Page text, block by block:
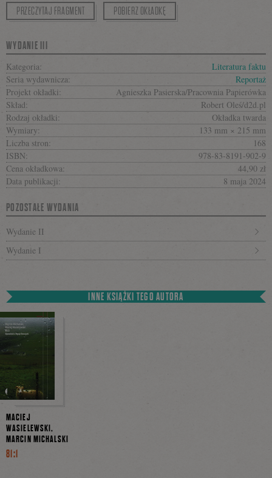
PRZECZYTAJ FRAGMENT POBIERZ OKŁADKĘ
WYDANIE III
Kategoria:
Literatura faktu
Seria wydawnicza:
Reportaż
Projekt okładki:
Agnieszka Pasierska/Pracownia Papierówka
Skład:
Robert Oleś/d2d.pl
Rodzaj okładki:
Okładka twarda
Wymiary:
133 mm × 215 mm
Liczba stron:
168
ISBN:
978-83-8191-902-9
Cena okładkowa:
44,90 zł
Data publikacji:
8 maja 2024
POZOSTAŁE WYDANIA
Wydanie II
Wydanie I
INNE KSIĄŻKI TEGO AUTORA
MACIEJ
WASIELEWSKI,
MARCIN MICHALSKI
81:1